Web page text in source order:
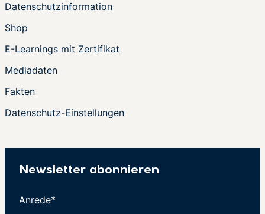
Datenschutzinformation
Shop
E-Learnings mit Zertifikat
Mediadaten
Fakten
Datenschutz-Einstellungen
Newsletter abonnieren
Anrede*